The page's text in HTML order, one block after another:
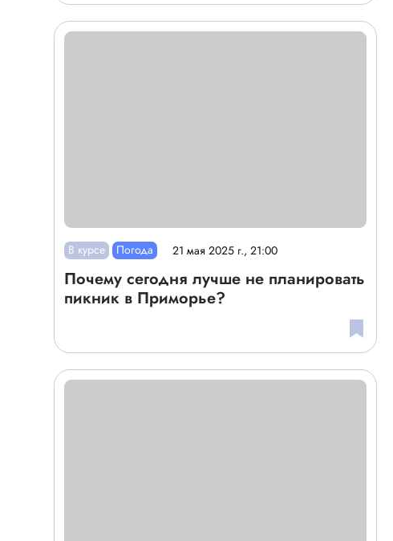
В курсе Погода 21 мая 2025 г., 21:00
Почему сегодня лучше не планировать
пикник в Приморье?